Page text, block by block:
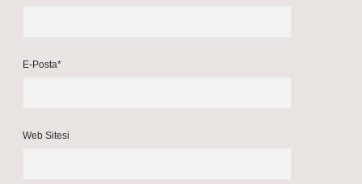
E-Posta*
Web Sitesi